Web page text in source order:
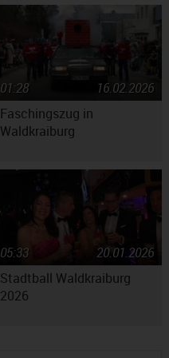
Faschingszug in
Waldkraiburg
16.02.2026
01:28
Stadtball Waldkraiburg
2026
20.01.2026
05:33